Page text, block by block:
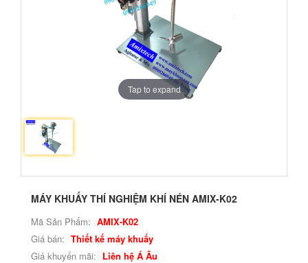
Tap to expand
MÁY KHUẤY THÍ NGHIỆM KHÍ NÉN AMIX-K02
Mã Sản Phẩm: AMIX-K02
Giá bán: Thiết kế máy khuấy
Giá khuyến mãi: Liên hệ Á Âu